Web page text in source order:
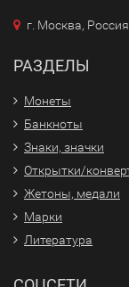
г. Москва, Россия
РАЗДЕЛЫ
Монеты
Банкноты
Знаки, значки
Открытки/
Жетоны, медали
Марки
Литература